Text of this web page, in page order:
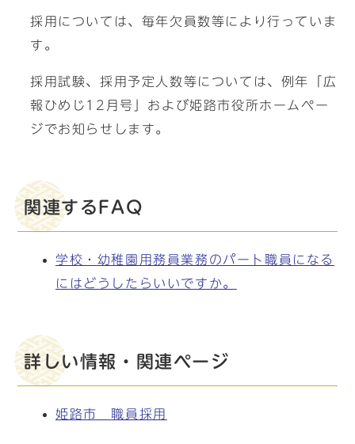
採用については、毎年欠員数等により行っていま
す。
採用試験、採用予定人数等については、例年「広
報ひめじ12月号」および姫路市役所ホームペー
ジでお知らせします。
関連するFAQ
学校・幼稚園用務員業務のパート職員になる
にはどうしたらいいですか。
詳しい情報・関連ページ
姫路市 職員採用